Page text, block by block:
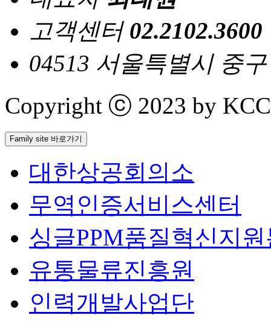
고객센터 02.2102.3600
04513 서울특별시 중
Copyright ⓒ 2023 by
Family site 바로가기
대한상공회의소
무역인증서비스센터
싱글PPM품질혁신지
유통물류진흥원
인력개발사업단